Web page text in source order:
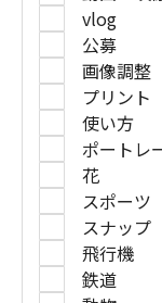
vlog
公募
画像調整
プリント
使い方
ポートレ
花
スポーツ
スナップ
飛行機
鉄道